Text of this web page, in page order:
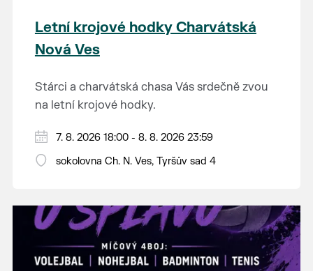
Letní krojové hodky Charvátská
Nová Ves
Stárci a charvátská chasa Vás srdečně zvou
na letní krojové hodky.
PÁTEK 7. srpna
18:00 - ruční stavění máje
14:00 - krojový průvod pro stárky od
hostince “U Buvola”
16:00 - odpolední zábava na sokolovně
21:00 - večerní zábava
7. 8. 2026 18:00 - 8. 8. 2026 23:59
sokolovna Ch. N. Ves, Tyršův sad 4